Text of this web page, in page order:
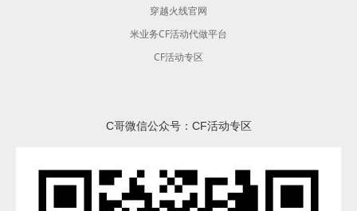
穿越火线官网
米业务CF活动代做平台
CF活动专区
C哥微信公众号：CF活动专区